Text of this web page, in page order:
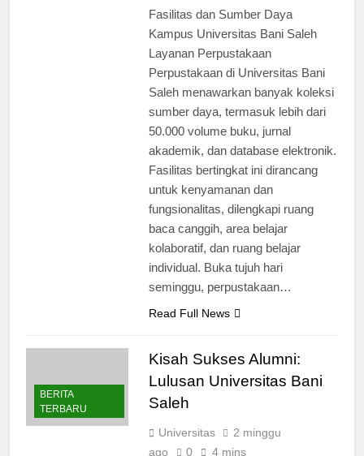
Fasilitas dan Sumber Daya
Kampus Universitas Bani Saleh
Layanan Perpustakaan
Perpustakaan di Universitas Bani
Saleh menawarkan banyak koleksi
sumber daya, termasuk lebih dari
50.000 volume buku, jurnal
akademik, dan database elektronik.
Fasilitas bertingkat ini dirancang
untuk kenyamanan dan
fungsionalitas, dilengkapi ruang
baca canggih, area belajar
kolaboratif, dan ruang belajar
individual. Buka tujuh hari
BERITA
Kisah Sukses Alumni:
Lulusan Universitas Bani
Universitas 2 minggu